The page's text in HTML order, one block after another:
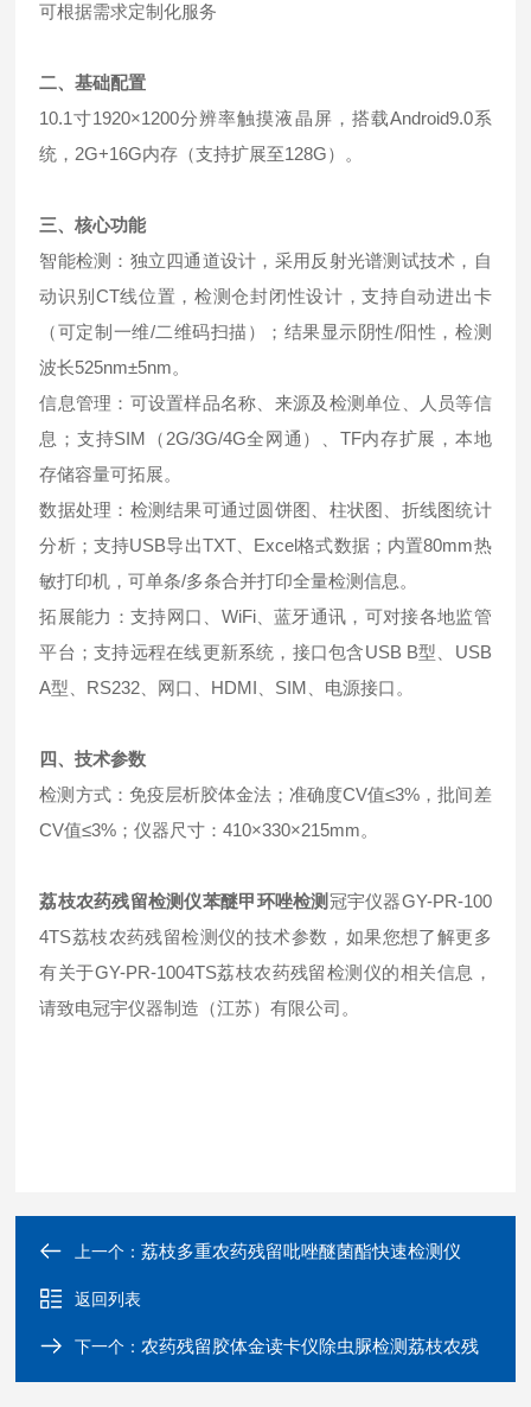
可根据需求定制化服务
二、基础配置
10.1寸1920×1200分辨率触摸液晶屏，搭载Android9.0系
统，2G+16G内存（支持扩展至128G）。
三、核心功能
智能检测：独立四通道设计，采用反射光谱测试技术，自
动识别CT线位置，检测仓封闭性设计，支持自动进出卡
（可定制一维/二维码扫描）；结果显示阴性/阳性，检测
波长525nm±5nm。
信息管理：可设置样品名称、来源及检测单位、人员等信
息；支持SIM（2G/3G/4G全网通）、TF内存扩展，本地
存储容量可拓展。
数据处理：检测结果可通过圆饼图、柱状图、折线图统计
分析；支持USB导出TXT、Excel格式数据；内置80mm热
敏打印机，可单条/多条合并打印全量检测信息。
拓展能力：支持网口、WiFi、蓝牙通讯，可对接各地监管
平台；支持远程在线更新系统，接口包含USB B型、USB
A型、RS232、网口、HDMI、SIM、电源接口。
四、技术参数
检测方式：免疫层析胶体金法；准确度CV值≤3%，批间差
CV值≤3%；仪器尺寸：410×330×215mm。
荔枝农药残留检测仪苯醚甲环唑检测 冠宇仪器GY-PR-100
4TS荔枝农药残留检测仪的技术参数，如果您想了解更多
有关于GY-PR-1004TS荔枝农药残留检测仪的相关信息，
请致电冠宇仪器制造（江苏）有限公司。
上一个：荔枝多重农药残留吡唑醚菌酯快速检测仪
返回列表
下一个：农药残留胶体金读卡仪除虫脲检测荔枝农残